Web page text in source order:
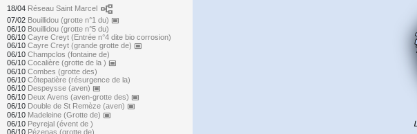
18/04 Réseau Saint Marcel flowchart
07/02 Bouillidou (grotte n°1 du) capture
06/10 Bouillidou (grotte n°5 du)
06/10Cayre Creyt (Entrée n°4 dite bio corrosion)
06/10Cayre Creyt (grande grotte de) capture
06/10Champclos (fontaine de)
06/10Cocalière (grotte de la ) capture
06/10Combes (grotte des)
06/10Côtepatière (résurgence de la)
06/10 Despeysse (aven) capture
06/10 Deux Avens (aven-grotte des) capture
06/10 Double de St Remèze (aven) capture
06/10 Madeleine (Grotte de) capture
06/10 Peyrejal (évent de )
06/10 Pézenas (grotte de)